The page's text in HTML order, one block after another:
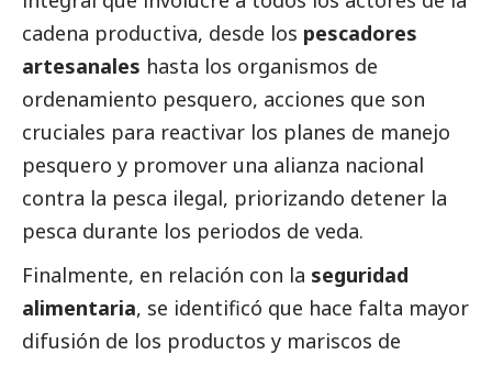
cadena productiva, desde los pescadores
artesanales hasta los organismos de
ordenamiento pesquero, acciones que son
cruciales para reactivar los planes de manejo
pesquero y promover una alianza nacional
contra la pesca ilegal, priorizando detener la
pesca durante los periodos de veda.
Finalmente, en relación con la seguridad
alimentaria, se identificó que hace falta mayor
difusión de los productos y mariscos de